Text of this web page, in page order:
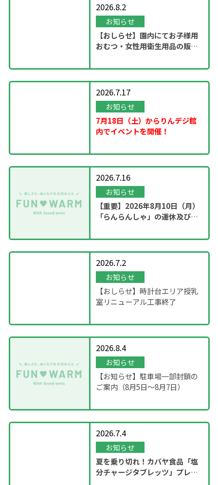
2026.8.2
お知らせ
【おしらせ】園内にてお子様用
おむつ・女性用衛生用品の販売
2026.7.17
お知らせ
7月18日（土）からりんデジ館
内でイベントを開催！
2026.7.16
お知らせ
【重要】2026年8月10日（月）
「らんらんしゃ」の運休及び園
2026.7.2
お知らせ
【おしらせ】時計台エリア授乳
室リニューアル工事終了
2026.8.4
お知らせ
【お知らせ】駐車場一部封鎖の
ご案内（8月5日〜8月7日）
2026.7.4
お知らせ
夏を乗り切れ！カバヤ食品「塩
分チャージタブレッツ」プレゼ